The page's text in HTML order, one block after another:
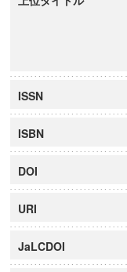
ISSN
ISBN
DOI
URI
JaLCDOI